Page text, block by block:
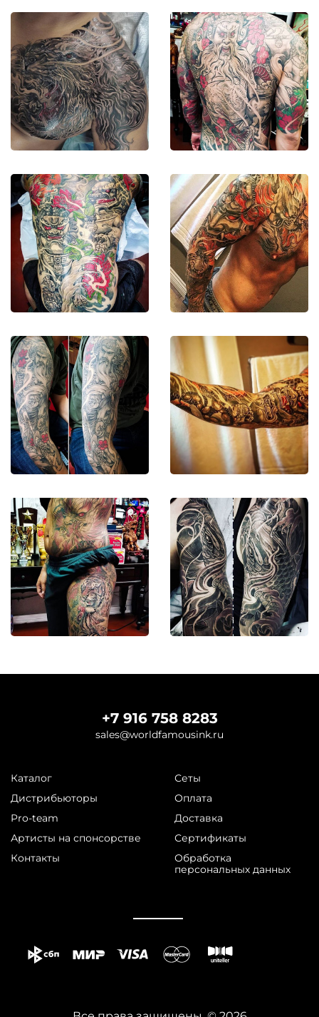
Каталог
Дистрибьюторы
Pro-team
Артисты на спонсорстве
Контакты
Сеты
Оплата
Доставка
Сертификаты
Обработка
персональных данных
+7 916 758 8283
sales@worldfamousink.ru